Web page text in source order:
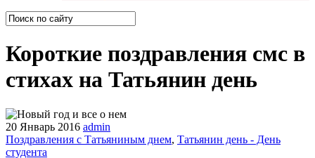
Короткие поздравления смс в
стихах на Татьянин день
20 Январь 2016 admin
Поздравления с Татьяниным днем, Татьянин день - День
студента